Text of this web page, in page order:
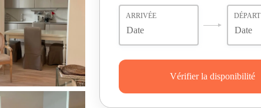
ARRIVÉE DÉPART
Vérifier la disponibilité